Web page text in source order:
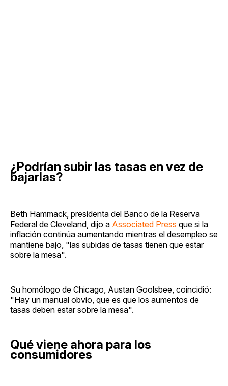
¿Podrían subir las tasas en vez de
bajarlas?
Beth Hammack, presidenta del Banco de la Reserva
Federal de Cleveland, dijo a Associated Press que si la
inflación continúa aumentando mientras el desempleo se
mantiene bajo, "las subidas de tasas tienen que estar
sobre la mesa".
Su homólogo de Chicago, Austan Goolsbee, coincidió:
"Hay un manual obvio, que es que los aumentos de
tasas deben estar sobre la mesa".
Qué viene ahora para los
consumidores